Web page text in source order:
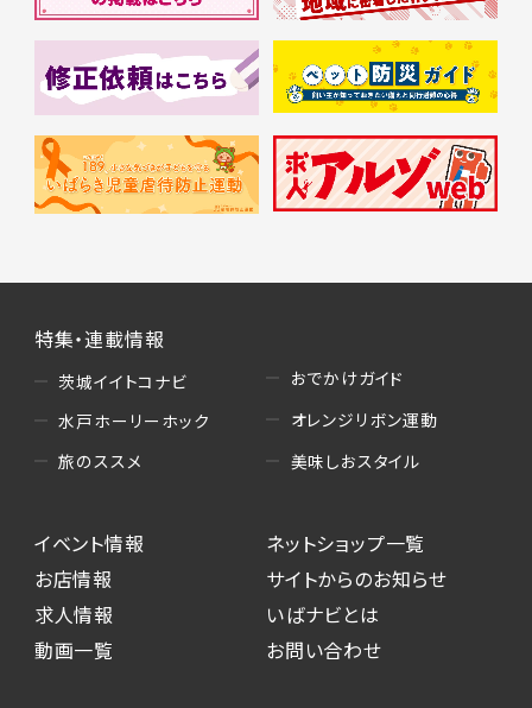
特集・連載情報
茨城イイトコナビ
水戸ホーリーホック
旅のススメ
おでかけガイド
オレンジリボン運動
美味しおスタイル
イベント情報
お店情報
求人情報
動画一覧
ネットショップ一覧
サイトからのお知らせ
いばナビとは
お問い合わせ